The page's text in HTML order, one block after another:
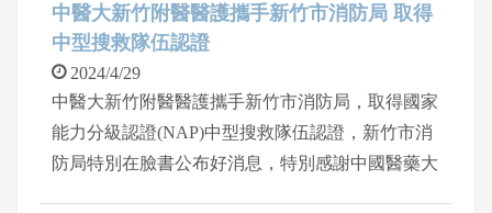
中醫大新竹附醫醫護攜手新竹市消防局 取得
中型搜救隊伍認證
2024/4/29
中醫大新竹附醫醫護攜手新竹市消防局，取得國家
能力分級認證(NAP)中型搜救隊伍認證，新竹市消
防局特別在臉書公布好消息，特別感謝中國醫藥大